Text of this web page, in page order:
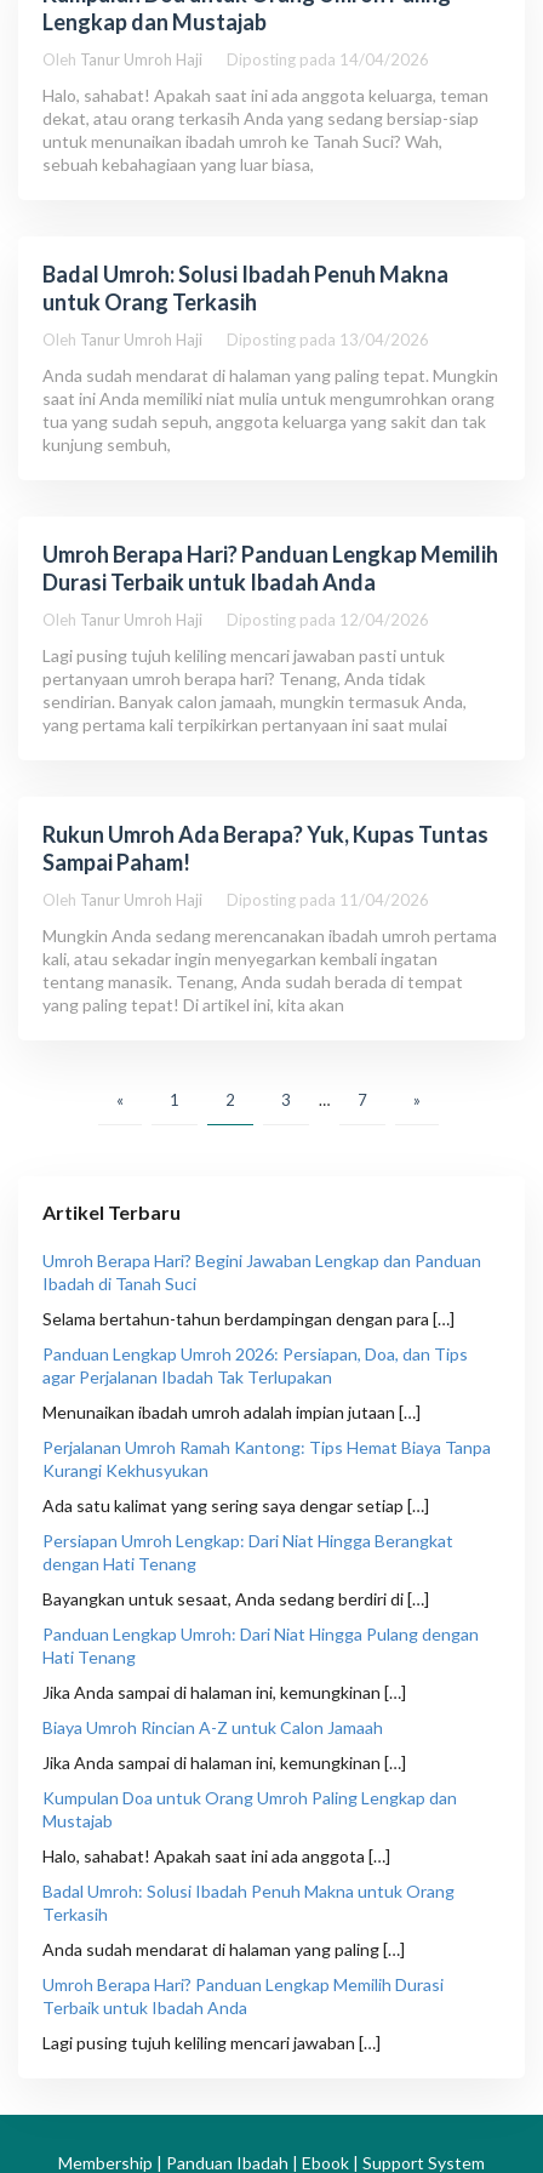
Lengkap dan Mustajab
Oleh Tanur Umroh Haji Diposting pada 14/04/2026
Halo, sahabat! Apakah saat ini ada anggota keluarga, teman
dekat, atau orang terkasih Anda yang sedang bersiap-siap
untuk menunaikan ibadah umroh ke Tanah Suci? Wah,
sebuah kebahagiaan yang luar biasa,
Badal Umroh: Solusi Ibadah Penuh Makna
untuk Orang Terkasih
Oleh Tanur Umroh Haji Diposting pada 13/04/2026
Anda sudah mendarat di halaman yang paling tepat. Mungkin
saat ini Anda memiliki niat mulia untuk mengumrohkan orang
tua yang sudah sepuh, anggota keluarga yang sakit dan tak
kunjung sembuh,
Umroh Berapa Hari? Panduan Lengkap Memilih
Durasi Terbaik untuk Ibadah Anda
Oleh Tanur Umroh Haji Diposting pada 12/04/2026
Lagi pusing tujuh keliling mencari jawaban pasti untuk
pertanyaan umroh berapa hari? Tenang, Anda tidak
sendirian. Banyak calon jamaah, mungkin termasuk Anda,
yang pertama kali terpikirkan pertanyaan ini saat mulai
Rukun Umroh Ada Berapa? Yuk, Kupas Tuntas
Sampai Paham!
Oleh Tanur Umroh Haji Diposting pada 11/04/2026
Mungkin Anda sedang merencanakan ibadah umroh pertama
kali, atau sekadar ingin menyegarkan kembali ingatan
tentang manasik. Tenang, Anda sudah berada di tempat
yang paling tepat! Di artikel ini, kita akan
« 1 2 3 … 7 »
Artikel Terbaru
Umroh Berapa Hari? Begini Jawaban Lengkap dan Panduan
Ibadah di Tanah Suci
Selama bertahun-tahun berdampingan dengan para […]
Panduan Lengkap Umroh 2026: Persiapan, Doa, dan Tips
agar Perjalanan Ibadah Tak Terlupakan
Menunaikan ibadah umroh adalah impian jutaan […]
Perjalanan Umroh Ramah Kantong: Tips Hemat Biaya Tanpa
Kurangi Kekhusyukan
Ada satu kalimat yang sering saya dengar setiap […]
Persiapan Umroh Lengkap: Dari Niat Hingga Berangkat
dengan Hati Tenang
Bayangkan untuk sesaat, Anda sedang berdiri di […]
Panduan Lengkap Umroh: Dari Niat Hingga Pulang dengan
Hati Tenang
Jika Anda sampai di halaman ini, kemungkinan […]
Biaya Umroh Rincian A-Z untuk Calon Jamaah
Jika Anda sampai di halaman ini, kemungkinan […]
Kumpulan Doa untuk Orang Umroh Paling Lengkap dan
Mustajab
Halo, sahabat! Apakah saat ini ada anggota […]
Badal Umroh: Solusi Ibadah Penuh Makna untuk Orang
Terkasih
Anda sudah mendarat di halaman yang paling […]
Umroh Berapa Hari? Panduan Lengkap Memilih Durasi
Terbaik untuk Ibadah Anda
Lagi pusing tujuh keliling mencari jawaban […]
Membership | Panduan Ibadah | Ebook | Support System